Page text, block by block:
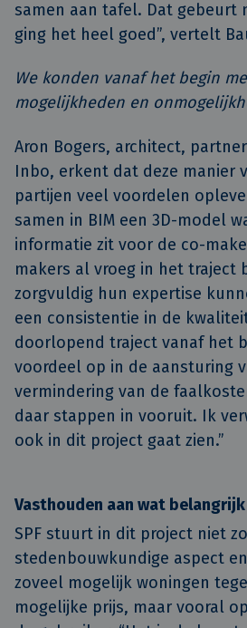
samen aan tafel. Dat gebeurt
ging het heel goed”, vertelt
We konden vanaf het begin
mogelijkheden en
Aron Bogers, architect,
Inbo, erkent dat deze manier
partijen veel voordelen
samen in BIM een 3D-model
informatie zit voor de co-
makers al vroeg in het traject
zorgvuldig hun expertise
een consistentie in de
doorlopend traject vanaf het
voordeel op in de aansturing
vermindering van de
daar stappen in vooruit. Ik
ook in dit project gaat zien.”
Vasthouden aan wat
SPF stuurt in dit project niet
stedenbouwkundige aspect
zoveel mogelijk woningen
mogelijke prijs, maar vooral